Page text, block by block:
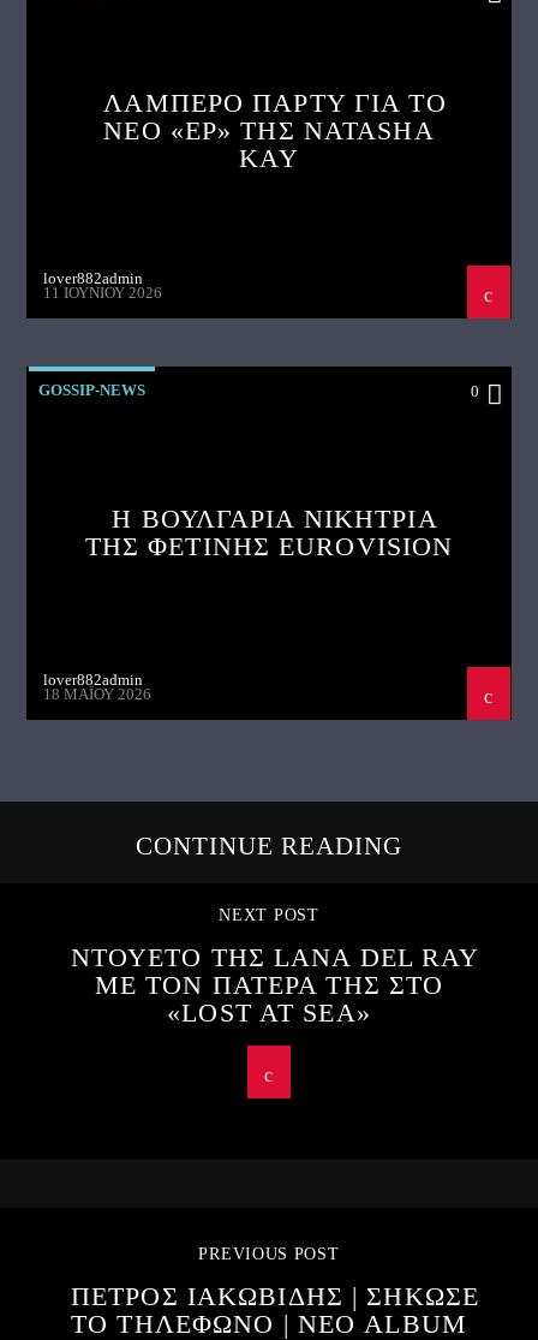
ΛΑΜΠΕΡΟ ΠΑΡΤΥ ΓΙΑ ΤΟ
ΝΕΟ «EP» ΤΗΣ NATASHA
KAY
lover882admin
11 ΙΟΥΝΊΟΥ 2026
GOSSIP-NEWS 0
Η ΒΟΥΛΓΑΡΙΑ ΝΙΚΗΤΡΙΑ
ΤΗΣ ΦΕΤΙΝΗΣ EUROVISION
lover882admin
18 ΜΑΪ́ΟΥ 2026
CONTINUE READING
NEXT POST
ΝΤΟΥΕΤΟ ΤΗΣ LANA DEL RAY
ΜΕ ΤΟΝ ΠΑΤΕΡΑ ΤΗΣ ΣΤΟ
«LOST AT SEA»
PREVIOUS POST
ΠΕΤΡΟΣ ΙΑΚΩΒΙΔΗΣ | ΣΗΚΩΣΕ
ΤΟ ΤΗΛΕΦΩΝΟ | ΝΕΟ ALBUM